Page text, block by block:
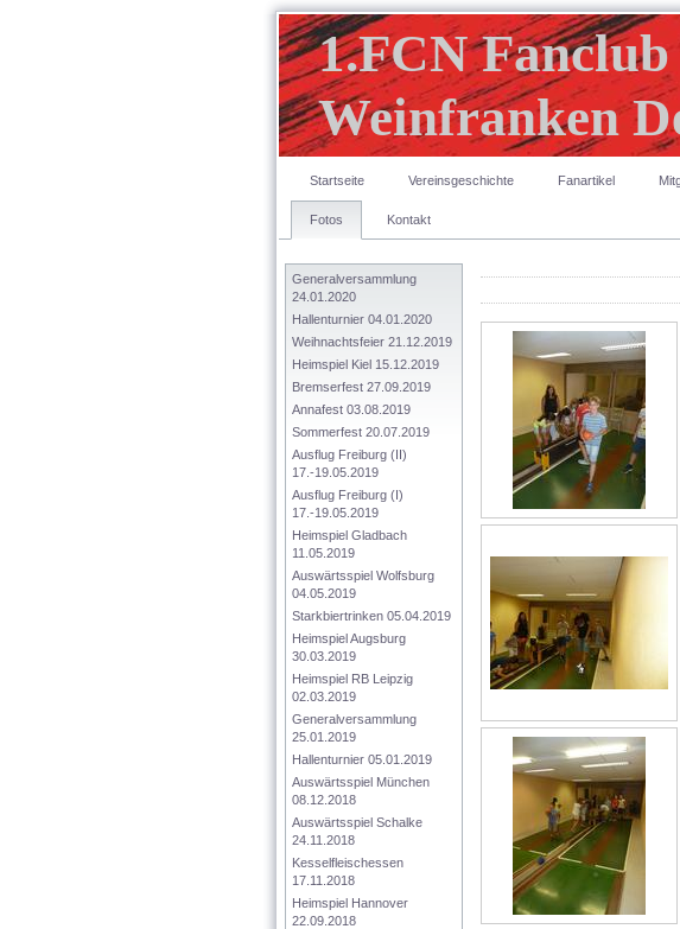
1.FCN Fanclub
Weinfranken
Startseite Vereinsgeschichte Fanartikel
Fotos Kontakt
Generalversammlung
24.01.2020
Hallenturnier 04.01.2020
Weihnachtsfeier 21.12.2019
Heimspiel Kiel 15.12.2019
Bremserfest 27.09.2019
Annafest 03.08.2019
Sommerfest 20.07.2019
Ausflug Freiburg (II)
17.-19.05.2019
Ausflug Freiburg (I)
17.-19.05.2019
Heimspiel Gladbach
11.05.2019
Auswärtsspiel Wolfsburg
04.05.2019
Starkbiertrinken 05.04.2019
Heimspiel Augsburg
30.03.2019
Heimspiel RB Leipzig
02.03.2019
Generalversammlung
25.01.2019
Hallenturnier 05.01.2019
Auswärtsspiel München
08.12.2018
Auswärtsspiel Schalke
24.11.2018
Kesselfleischessen
17.11.2018
Heimspiel Hannover
22.09.2018